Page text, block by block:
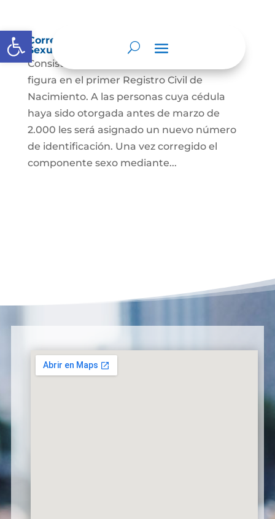
Abrir barra de herramientas
Corrección Componente de Identidad
Sexual en el Registro Civil de Nacimiento
Consiste en el cambio legal del sexo que
figura en el primer Registro Civil de
Nacimiento. A las personas cuya cédula
haya sido otorgada antes de marzo de
2.000 les será asignado un nuevo número
de identificación. Una vez corregido el
componente sexo mediante...